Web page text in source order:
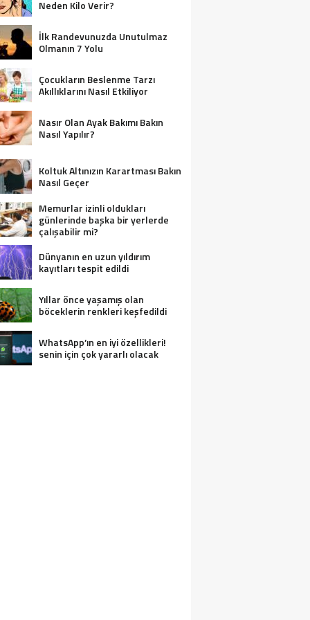
Neden Kilo Verir?
İlk Randevunuzda Unutulmaz
Olmanın 7 Yolu
Çocukların Beslenme Tarzı
Akıllıklarını Nasıl Etkiliyor
Nasır Olan Ayak Bakımı Bakın
Nasıl Yapılır?
Koltuk Altınızın Karartması Bakın
Nasıl Geçer
Memurlar izinli oldukları
günlerinde başka bir yerlerde
çalışabilir mi?
Dünyanın en uzun yıldırım
kayıtları tespit edildi
Yıllar önce yaşamış olan
böceklerin renkleri keşfedildi
WhatsApp’ın en iyi özellikleri!
senin için çok yararlı olacak